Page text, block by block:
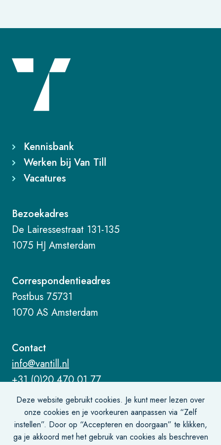
Deze website gebruikt cookies. Je kunt meer lezen over
onze cookies en je voorkeuren aanpassen via “Zelf
instellen”. Door op “Accepteren en doorgaan” te klikken,
ga je akkoord met het gebruik van cookies als beschreven
Kennisbank
Werken bij Van Till
Vacatures
Bezoekadres
De Lairessestraat 131-135
1075 HJ Amsterdam
Correspondentieadres
Postbus 75731
1070 AS Amsterdam
Contact
info@vantill.nl
+31 (0)20 470 01 77
Algemene voorwaarden